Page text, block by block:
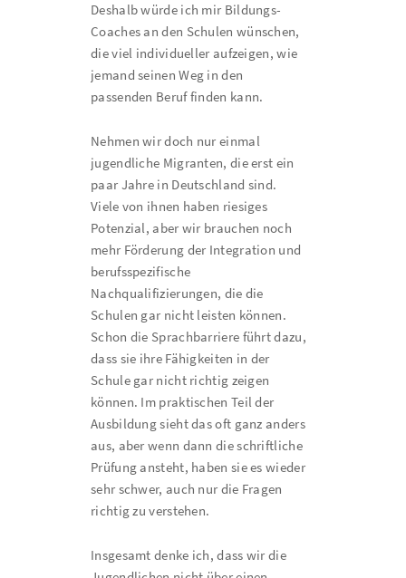
Deshalb würde ich mir Bildungs-
Coaches an den Schulen wünschen,
die viel individueller aufzeigen, wie
jemand seinen Weg in den
passenden Beruf finden kann.
Nehmen wir doch nur einmal
jugendliche Migranten, die erst ein
paar Jahre in Deutschland sind.
Viele von ihnen haben riesiges
Potenzial, aber wir brauchen noch
mehr Förderung der Integration und
berufsspezifische
Nachqualifizierungen, die die
Schulen gar nicht leisten können.
Schon die Sprachbarriere führt dazu,
dass sie ihre Fähigkeiten in der
Schule gar nicht richtig zeigen
können. Im praktischen Teil der
Ausbildung sieht das oft ganz anders
aus, aber wenn dann die schriftliche
Prüfung ansteht, haben sie es wieder
sehr schwer, auch nur die Fragen
richtig zu verstehen.
Insgesamt denke ich, dass wir die